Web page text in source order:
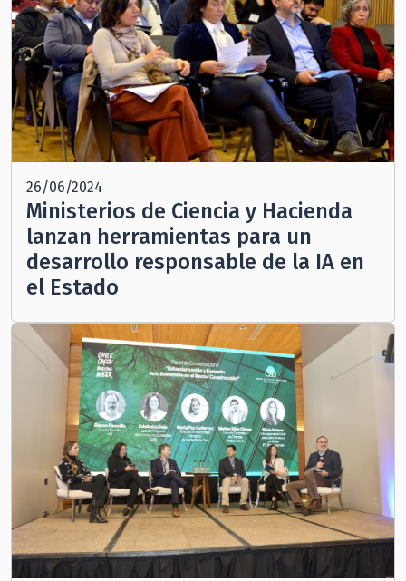
26/06/2024
Ministerios de Ciencia y Hacienda
lanzan herramientas para un
desarrollo responsable de la IA en
el Estado